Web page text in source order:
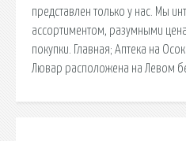
представлен только у нас. Мы
ассортиментом, разумными
покупки. Главная; Аптека на
Лювар расположена на Левом